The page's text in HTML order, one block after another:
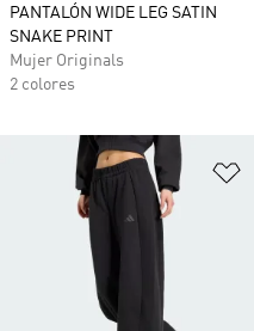
PANTALÓN WIDE LEG SATIN
SNAKE PRINT
Mujer Originals
2 colores